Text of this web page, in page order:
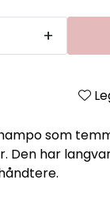
+
som
Den har